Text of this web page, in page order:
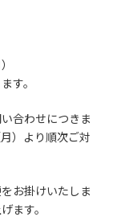
す。
合わせにつきま
）より順次ご対
お掛けいたしま
ます。